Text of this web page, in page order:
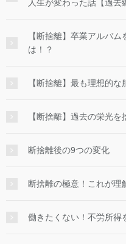
人生が変わった話【過去
【断捨離】卒業アルバ
は！？
【断捨離】最も理想的
【断捨離】過去の栄光
断捨離後の9つの変化
断捨離の極意！これが理
働きたくない！不労所得